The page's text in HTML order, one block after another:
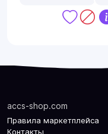
accs-shop.com
Правила маркетплейса
Контакты